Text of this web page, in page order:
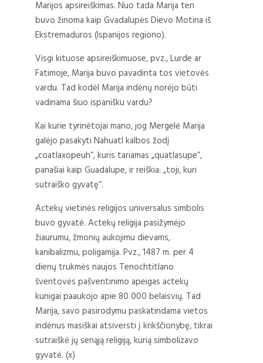
Marijos apsireiškimas. Nuo tada Marija ten
buvo žinoma kaip Gvadalupės Dievo Motina iš
Ekstremaduros (Ispanijos regiono).
Visgi kituose apsireiškimuose, pvz., Lurde ar
Fatimoje, Marija buvo pavadinta tos vietovės
vardu. Tad kodėl Marija indėnų norėjo būti
vadinama šiuo ispanišku vardu?
Kai kurie tyrinėtojai mano, jog Mergelė Marija
galėjo pasakyti Nahuatl kalbos žodį
„coatlaxopeuh“, kuris tariamas „quatlasupe“,
panašiai kaip Guadalupe, ir reiškia: „toji, kuri
sutraiško gyvatę“.
Actekų vietinės religijos universalus simbolis
buvo gyvatė. Actekų religija pasižymėjo
žiaurumu, žmonių aukojimu dievams,
kanibalizmu, poligamija. Pvz., 1487 m. per 4
dienų trukmės naujos Tenochtitlano
šventovės pašventinimo apeigas actekų
kunigai paaukojo apie 80 000 belaisvių. Tad
Marija, savo pasirodymu paskatindama vietos
indėnus masiškai atsiversti į krikščionybę, tikrai
sutraiškė jų senąją religiją, kurią simbolizavo
gyvatė. (x)